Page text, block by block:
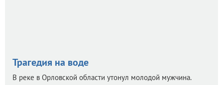
Трагедия на воде
В реке в Орловской области утонул молодой мужчина.